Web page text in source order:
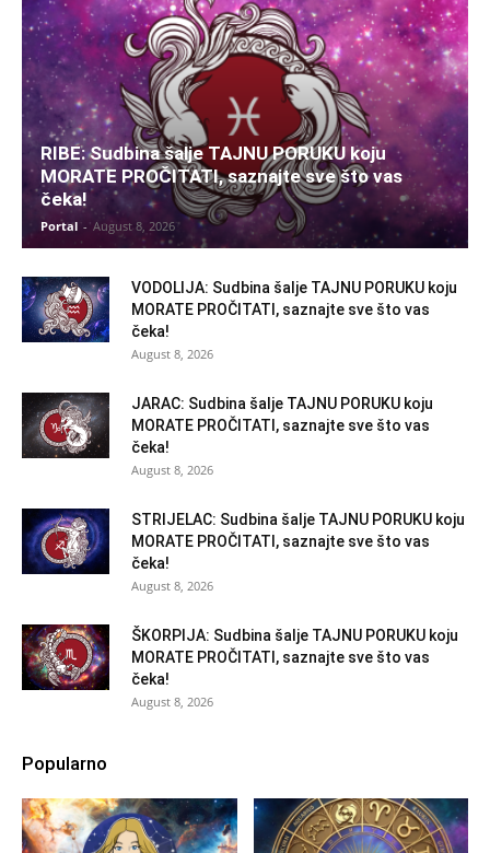
RIBE: Sudbina šalje TAJNU PORUKU koju
MORATE PROČITATI, saznajte sve što vas
čeka!
Portal - August 8, 2026
VODOLIJA: Sudbina šalje TAJNU PORUKU koju
MORATE PROČITATI, saznajte sve što vas
čeka!
August 8, 2026
JARAC: Sudbina šalje TAJNU PORUKU koju
MORATE PROČITATI, saznajte sve što vas
čeka!
August 8, 2026
STRIJELAC: Sudbina šalje TAJNU PORUKU koju
MORATE PROČITATI, saznajte sve što vas
čeka!
August 8, 2026
ŠKORPIJA: Sudbina šalje TAJNU PORUKU koju
MORATE PROČITATI, saznajte sve što vas
čeka!
August 8, 2026
Popularno